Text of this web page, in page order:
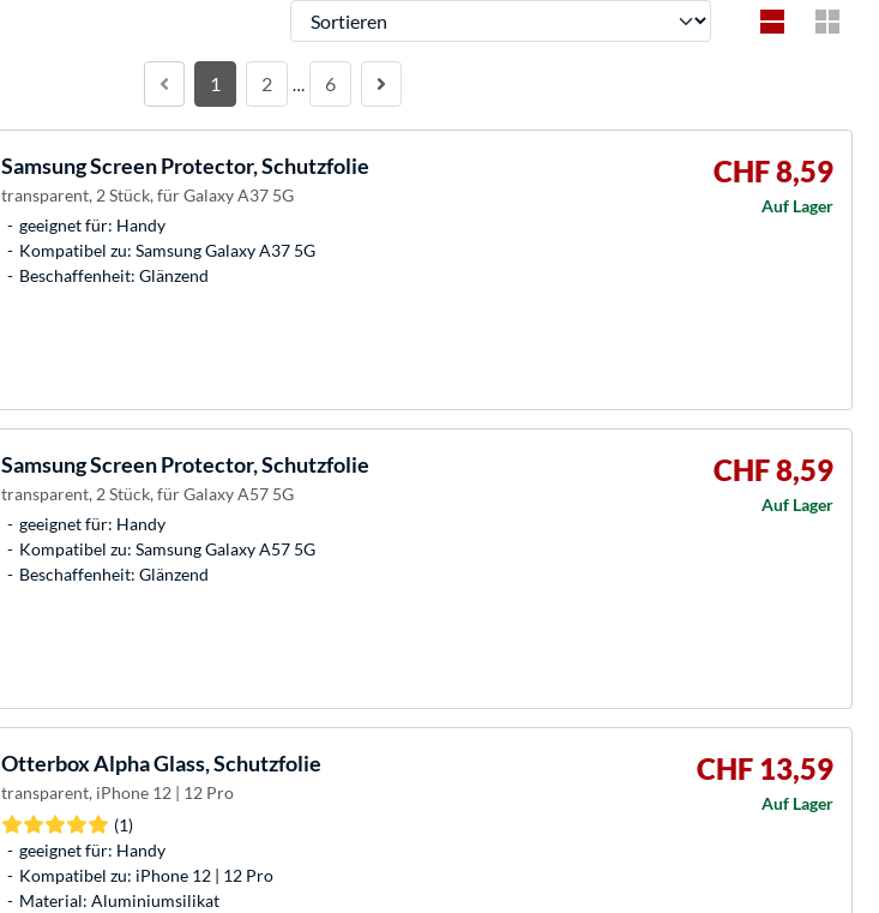
Sortieren
1 2 … 6
SamsungScreen Protector, Schutzfolie
transparent, 2 Stück, für Galaxy A37 5G
geeignet für: Handy
Kompatibel zu: Samsung Galaxy A37 5G
Beschaffenheit: Glänzend
CHF 8,59
Auf Lager
SamsungScreen Protector, Schutzfolie
transparent, 2 Stück, für Galaxy A57 5G
geeignet für: Handy
Kompatibel zu: Samsung Galaxy A57 5G
Beschaffenheit: Glänzend
CHF 8,59
Auf Lager
OtterboxAlpha Glass, Schutzfolie
transparent, iPhone 12 | 12 Pro
(1)
geeignet für: Handy
Kompatibel zu: iPhone 12 | 12 Pro
Material: Aluminiumsilikat
CHF 13,59
Auf Lager